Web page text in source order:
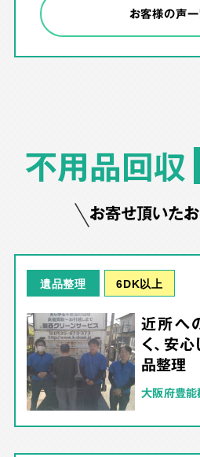
お客様の声
不用品回収
お寄せ頂いた
遺品整理 6DK以上
近所へ
く、安
品整理
大阪府豊